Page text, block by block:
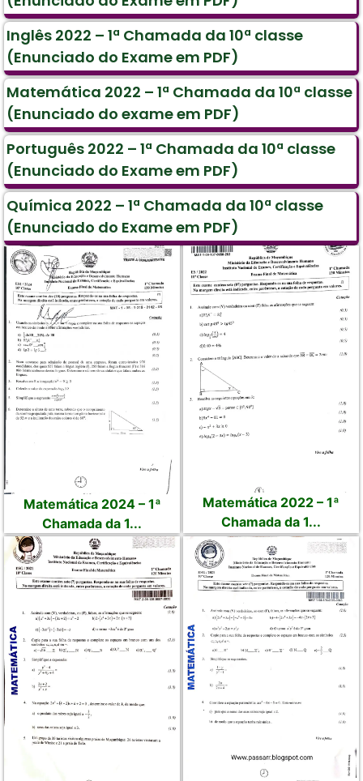
Inglês 2022 – 1ª Chamada da 10ª classe
(Enunciado do Exame em PDF)
Matemática 2022 – 1ª Chamada da 10ª classe
(Enunciado do exame em PDF)
Português 2022 – 1ª Chamada da 10ª classe
(Enunciado do Exame em PDF)
Química 2022 – 1ª Chamada da 10ª classe
(Enunciado do Exame em PDF)
Matemática 2024 – 1ª
Chamada da 1...
Matemática 2022 – 1ª
Chamada da 1...